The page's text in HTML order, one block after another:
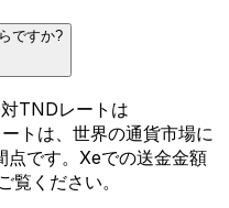
ですか?
TNDレートは
点です。Xeでの送金金額
覧ください。